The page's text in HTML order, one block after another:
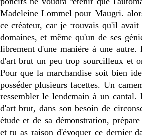
Madeleine Lommel pour Maugri.
ce créateur, car je trouvais qu'il avait
domaines, et même qu'un de ses
librement d'une manière à une
d'art brut un peu trop sourcilleux et
Pour que la marchandise soit bien
posséder plusieurs facettes. Un
ressembler le lendemain à un cantal.
d'art brut, dans son besoin de
étude et de sa démonstration,
et tu as raison d'évoquer ce dernier